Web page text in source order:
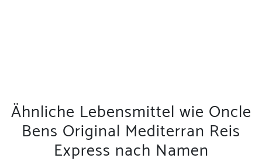
Ähnliche Lebensmittel wie Oncle
Bens Original Mediterran Reis
Express nach Namen